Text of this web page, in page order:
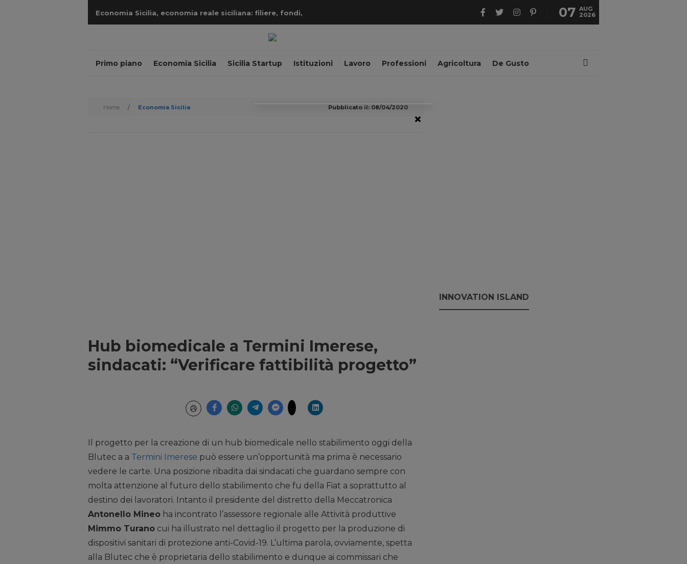
Economia Sicilia, economia reale siciliana: filiere, fondi, 07 AUG
2026
Primo piano Economia Sicilia Sicilia Startup Istituzioni Lavoro Professioni Agricoltura De Gusto
Home / Economia Sicilia Pubblicato il: 08/04/2020
Hub biomedicale a Termini Imerese,
sindacati: “Verificare fattibilità progetto”
Il progetto per la creazione di un hub biomedicale nello stabilimento oggi della
Blutec a a Termini Imerese può essere un’opportunità ma prima è necessario
vedere le carte. Una posizione ribadita dai sindacati che guardano sempre con
molta attenzione al futuro dello stabilimento che fu della Fiat a soprattutto al
destino dei lavoratori. Intanto il presidente del distretto della Meccatronica
Antonello Mineo ha incontrato l’assessore regionale alle Attività produttive
Mimmo Turano cui ha illustrato nel dettaglio il progetto per la produzione di
dispositivi sanitari di protezione anti-Covid-19. L’ultima parola, ovviamente, spetta
alla Blutec che è proprietaria dello stabilimento e dunque ai commissari che
INNOVATION ISLAND
×